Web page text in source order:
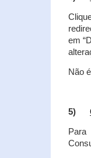
em
Não
5)
Para